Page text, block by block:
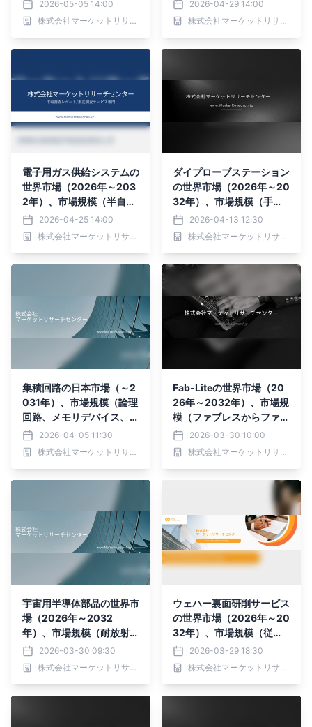
レートモノマー）・分析レ
ポートを発表
2026-05-05 14:00
株式会社マーケットリサーチセンター
学））・分析レポートを発
表
2026-04-29 14:00
株式会社マーケットリサーチセンター
電子用ガス供給システムの
世界市場（2026年～203
2年）、市場規模（半自動
切り替えシステム、全自動
プログラム可能切り替えシ
ステム）・分析レポートを
2026-04-25 14:00
株式会社マーケットリサーチセンター
ダイプローブステーション
の世界市場（2026年～20
32年）、市場規模（手
動、半自動、全自動）・分
析レポートを発表
2026-04-13 12:30
株式会社マーケットリサーチセンター
集積回路の日本市場（～2
031年）、市場規模（論理
回路、メモリデバイス、ア
ナログ回路）・分析レポー
トを発表
2026-04-05 11:30
株式会社マーケットリサーチセンター
Fab-Liteの世界市場（20
26年～2032年）、市場規
模（ファブレスからファブ
ライト、IDMからファブラ
イト）・分析レポートを発
表
2026-03-30 10:00
株式会社マーケットリサーチセンター
宇宙用半導体部品の世界市
場（2026年～2032
年）、市場規模（耐放射線
グレード、耐放射線グレー
ド、その他）・分析レポー
トを発表
2026-03-30 09:30
株式会社マーケットリサーチセンター
ウェハー裏面研削サービス
の世界市場（2026年～20
32年）、市場規模（従来
型研削、化学機械研磨 (C
MP)）・分析レポートを発
表
2026-03-29 18:30
株式会社マーケットリサーチセンター